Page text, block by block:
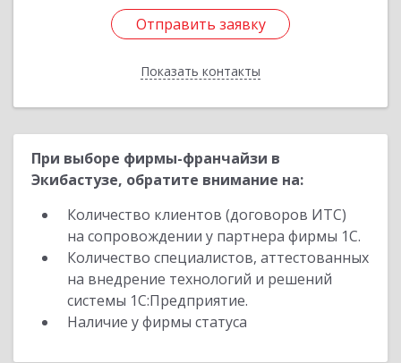
Отправить заявку
Показать контакты
Отправить заявку
Назад
При выборе фирмы-франчайзи в
Экибастузе, обратите внимание на:
Количество клиентов (договоров ИТС)
на сопровождении у партнера фирмы 1С.
Количество специалистов, аттестованных
на внедрение технологий и решений
системы 1С:Предприятие.
Наличие у фирмы статуса